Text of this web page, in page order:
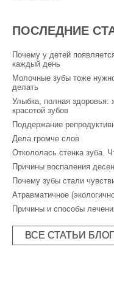
ПОСЛЕДНИЕ
Почему у детей
каждый день
Молочные зубы тоже
делать
Улыбка, полная здоровья:
красотой зубов
Поддержание
Дела громче слов
Откололась стенка зуба.
Причины воспаления
Почему зубы стали
Атравматичное
Причины и способы
ВСЕ СТАТЬИ